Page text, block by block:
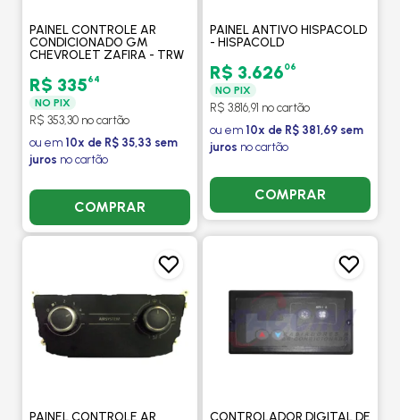
PAINEL CONTROLE AR
CONDICIONADO GM
CHEVROLET ZAFIRA - TRW
R$ 33564
NO PIX
R$ 353,30 no cartão
ou em 10x de R$ 35,33 sem
juros no cartão
COMPRAR
PAINEL ANTIVO HISPACOLD
- HISPACOLD
R$ 3.62606
NO PIX
R$ 3.816,91 no cartão
ou em 10x de R$ 381,69 sem
juros no cartão
COMPRAR
PAINEL CONTROLE AR CONTROLADOR DIGITAL DE